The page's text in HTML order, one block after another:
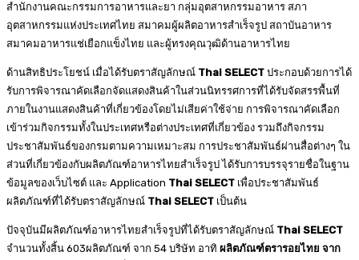
สำนักงานคณะกรรมการอาหารและยา กลุ่มอุตสาหกรรมอาหาร สภา
อุตสาหกรรมแห่งประเทศไทย สมาคมผู้ผลิตอาหารสำเร็จรูป สถาบันอาหาร
สมาคมอาหารแช่เยือกแข็งไทย และผู้ทรงคุณวุฒิด้านอาหารไทย
ด้านสิทธิประโยชน์ เมื่อได้รับตราสัญลักษณ์ Thai SELECT ประกอบด้วยการได้
รับการพิจารณาคัดเลือกจัดแสดงสินค้าในส่วนนิทรรศการที่ได้รับจัดสรรพื้นที่
ภายในงานแสดงสินค้าที่เกี่ยวข้องโดยไม่เสียค่าใช้จ่าย การพิจารณาคัดเลือก
เข้าร่วมกิจกรรมทั้งในประเทศหรือต่างประเทศที่เกี่ยวข้อง รวมถึงกิจกรรม
ประชาสัมพันธ์ของกรมตามความเหมาะสม การประชาสัมพันธ์ผ่านสื่อต่างๆ ใน
ส่วนที่เกี่ยวข้องกับผลิตภัณฑ์อาหารไทยสำเร็จรูป ได้รับการบรรจุรายชื่อในฐาน
ข้อมูลของเว็บไซต์ และ Application Thai SELECT เพื่อประชาสัมพันธ์
ผลิตภัณฑ์ที่ได้รับตราสัญลักษณ์ Thai SELECT เป็นต้น
ปัจจุบันมีผลิตภัณฑ์อาหารไทยสำเร็จรูปที่ได้รับตราสัญลักษณ์ Thai SELECT
จำนวนทั้งสิ้น 603ผลิตภัณฑ์ จาก 54 บริษัท อาทิ ผลิตภัณฑ์ตรารอยไทย จาก